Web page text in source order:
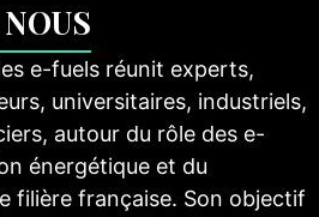
e-fuels réunit experts,
universitaires, industriels,
autour du rôle des e-
énergétique et du
filière française. Son objectif